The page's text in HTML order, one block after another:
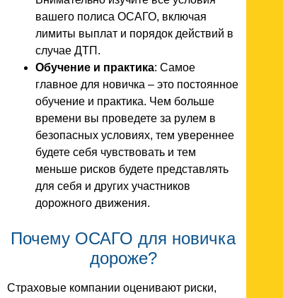
вашего полиса ОСАГО, включая
лимиты выплат и порядок действий в
случае ДТП.
Обучение и практика: Самое
главное для новичка – это постоянное
обучение и практика. Чем больше
времени вы проведете за рулем в
безопасных условиях, тем увереннее
будете себя чувствовать и тем
меньше рисков будете представлять
для себя и других участников
дорожного движения.
Почему ОСАГО для новичка
дороже?
Страховые компании оценивают риски,